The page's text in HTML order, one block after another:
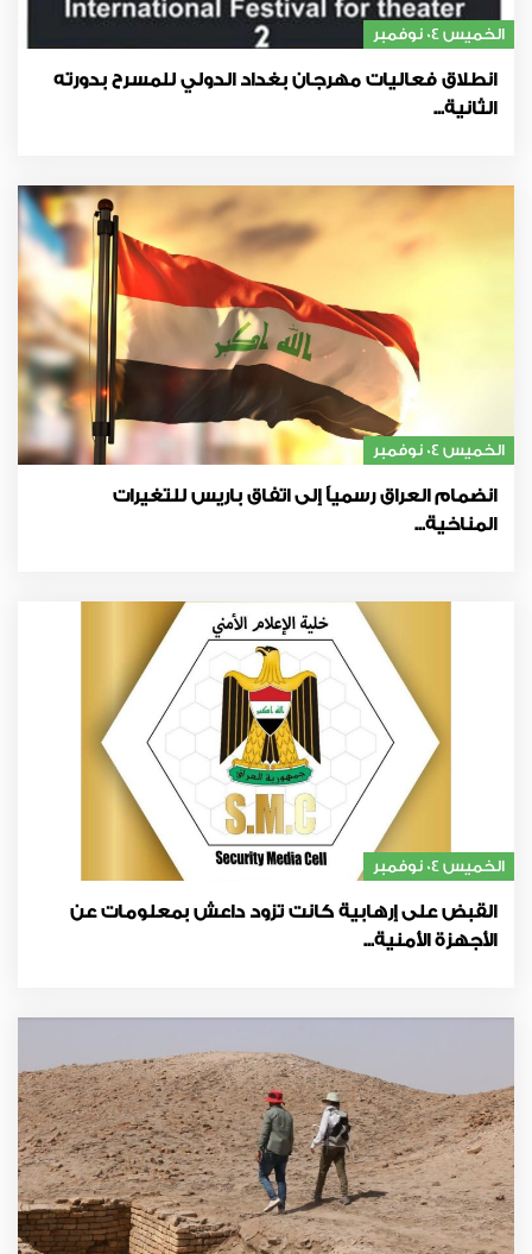
الخميس 04 نوفمبر
انطلاق فعاليات مهرجان بغداد الدولي للمسرح بدورته
الثانية...
الخميس 04 نوفمبر
انضمام العراق رسمياً إلى اتفاق باريس للتغيرات
المناخية...
الخميس 04 نوفمبر
القبض على إرهابية كانت تزود داعش بمعلومات عن
الأجهزة الأمنية...